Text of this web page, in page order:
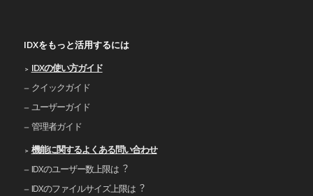
IDXをもっと活用するには
IDXの使い⽅ガイド
クイックガイド
ユーザーガイド
管理者ガイド
機能に関するよくある問い合わせ
IDXのユーザー数上限は︖
IDXのファイルサイズ上限は︖